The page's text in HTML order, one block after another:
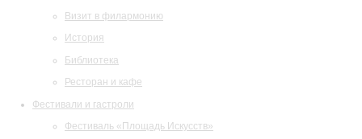
Визит в филармонию
История
Библиотека
Ресторан и кафе
Фестивали и гастроли
Фестиваль «Площадь Искусств»